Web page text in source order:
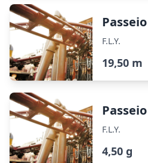
F.L.Y.
19,50 m
F.L.Y.
4,50 g